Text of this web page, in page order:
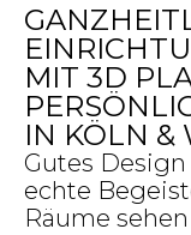
MIT 3D
IN KÖLN &
Gutes
echte
Räume